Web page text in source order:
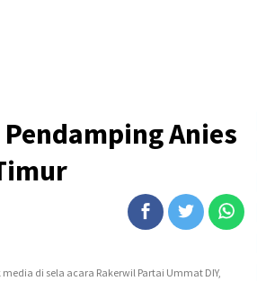
Anies
di sela acara Rakerwil Partai Ummat DIY,